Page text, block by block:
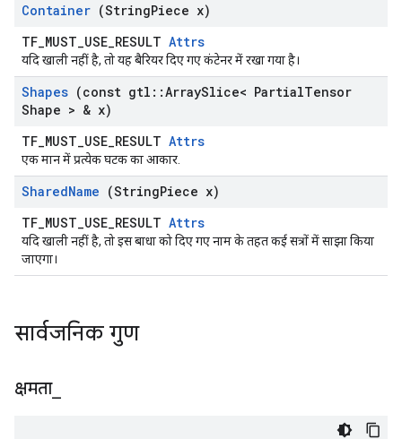
Container (StringPiece x)
TF_MUST_USE_RESULT Attrs
यदि खाली नहीं है, तो यह बैरियर दिए गए कंटेनर में रखा गया है।
Shapes (const gtl ::ArraySlice< PartialTensor
Shape > & x)
TF_MUST_USE_RESULT Attrs
एक मान में प्रत्येक घटक का आकार.
SharedName (StringPiece x)
TF_MUST_USE_RESULT Attrs
यदि खाली नहीं है, तो इस बाधा को दिए गए नाम के तहत कई सत्रों में साझा किया
जाएगा।
सार्वजनिक गुण
क्षमता_